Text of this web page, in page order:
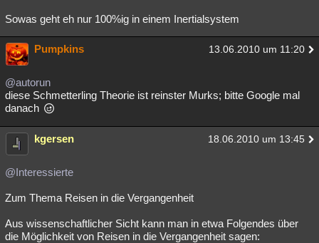
weitere Rubriken
Philosophie Träume Orte Esoterik Literatur
Astronomie
Musik Clash Verbesserungen Allmystery English
Übersichten
Besucht Teilgenommen Geschlossen
Sowas geht eh nur 100%ig in einem Inertialsystem
Pumpkins 13.06.2010 um 11:20
@autorun
diese Schmetterling Theorie ist reinster Murks; bitte Google mal
danach
kgersen 18.06.2010 um 13:45
@Interessierte
Zum Thema Reisen in die Vergangenheit
Aus wissenschaftlicher Sicht kann man in etwa Folgendes über
die Möglichkeit von Reisen in die Vergangenheit sagen: